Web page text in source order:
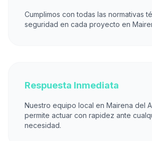
Cumplimos con todas las normativas
seguridad en cada proyecto en
Respuesta Inmediata
Nuestro equipo local en Mairena del
permite actuar con rapidez ante
necesidad.